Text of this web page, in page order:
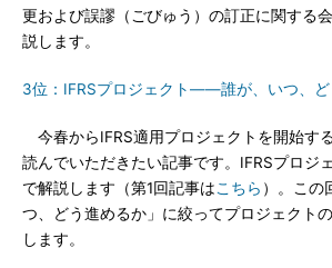
更および誤謬（ごびゅう）の訂正に関する
説します。
3位：IFRSプロジェクト——誰が、いつ、ど
今春からIFRS適用プロジェクトを開始す
読んでいただきたい記事です。IFRSプロジ
で解説します（第1回記事はこちら ）。この
つ、どう進めるか」に絞ってプロジェクト
します。